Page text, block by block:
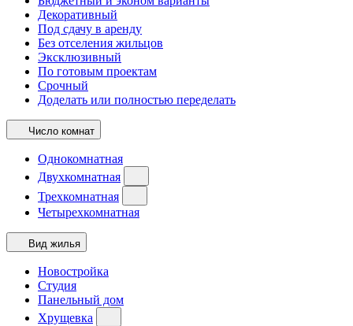
Декоративный
Под сдачу в аренду
Без отселения жильцов
Эксклюзивный
По готовым проектам
Срочный
Доделать или полностью переделать
Число комнат
Однокомнатная
Двухкомнатная
Трехкомнатная
Четырехкомнатная
Вид жилья
Новостройка
Студия
Панельный дом
Хрущевка